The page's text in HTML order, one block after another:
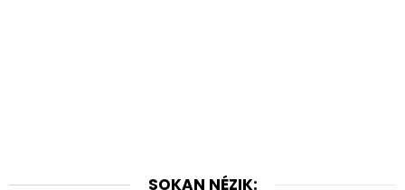
SOKAN NÉZIK: